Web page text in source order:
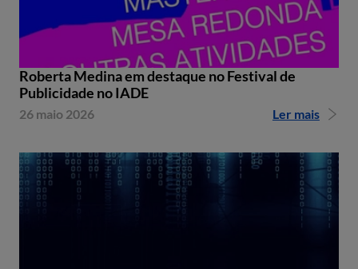
Roberta Medina em destaque no Festival de
Publicidade no IADE
26 maio 2026 Ler mais